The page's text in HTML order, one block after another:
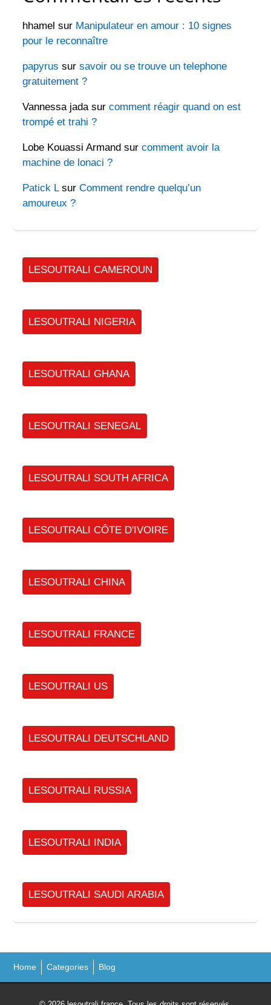
hhamel sur Manipulateur en amour : 10 signes
pour le reconnaître
papyrus sursavoir ou se trouve un telephone
gratuitement ?
Vannessa jadasurcomment réagir quand on est
trompé et trahi ?
Lobe Kouassi Armand surcomment avoir la
machine de lonaci ?
Patick LsurComment rendre quelqu’un
amoureux ?
LESOUTRALI CAMEROUN
LESOUTRALI NIGERIA
LESOUTRALI GHANA
LESOUTRALI SENEGAL
LESOUTRALI SOUTH AFRICA
LESOUTRALI CÔTE D'IVOIRE
LESOUTRALI CHINA
LESOUTRALI FRANCE
LESOUTRALI US
LESOUTRALI DEUTSCHLAND
LESOUTRALI RUSSIA
LESOUTRALI INDIA
LESOUTRALI SAUDI ARABIA
Home Categories Blog